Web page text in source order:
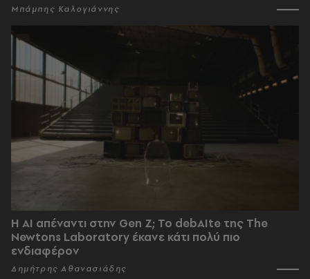
Μπάμπης Καλογιάννης
Η AI απέναντι στην Gen Z; Το debAIte της The
Newtons Laboratory έκανε κάτι πολύ πιο
ενδιαφέρον
Δημήτρης Αθανασιάδης